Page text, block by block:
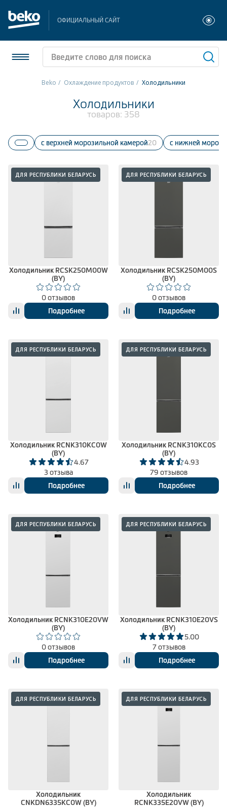
ОФИЦИАЛЬНЫЙ САЙТ
Холодильники и морозильники
Посудомоечные машины
Плиты
Сравнить
Beko Охлаждение продуктов Холодильники
Холодильники
товаров: 358
С верхней морозильной камерой 20 С нижней
ДЛЯ РЕСПУБЛИКИ БЕЛАРУСЬ
Холодильник RCSK250M00W
(BY)
0 отзывов
Подробнее
ДЛЯ РЕСПУБЛИКИ БЕЛАРУСЬ
Холодильник RCSK250M00S
(BY)
0 отзывов
Подробнее
ДЛЯ РЕСПУБЛИКИ БЕЛАРУСЬ
Холодильник RCNK310KC0W
(BY)
4.67
3 отзыва
Подробнее
ДЛЯ РЕСПУБЛИКИ БЕЛАРУСЬ
Холодильник RCNK310KC0S
(BY)
4.93
79 отзывов
Подробнее
ДЛЯ РЕСПУБЛИКИ БЕЛАРУСЬ
Холодильник RCNK310E20VW
(BY)
0 отзывов
Подробнее
ДЛЯ РЕСПУБЛИКИ БЕЛАРУСЬ
Холодильник RCNK310E20VS
(BY)
5.00
7 отзывов
Подробнее
ДЛЯ РЕСПУБЛИКИ БЕЛАРУСЬ
Холодильник
CNKDN6335KC0W (BY)
ДЛЯ РЕСПУБЛИКИ БЕЛАРУСЬ
Холодильник
RCNK335E20VW (BY)